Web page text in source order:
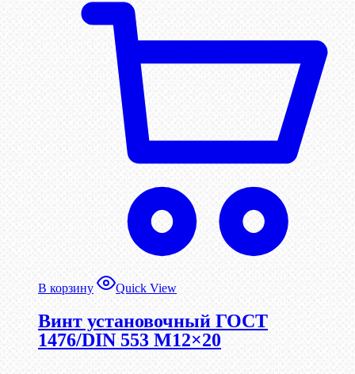
В корзину Quick View
Винт установочный ГОСТ
1476/DIN 553 М12×20